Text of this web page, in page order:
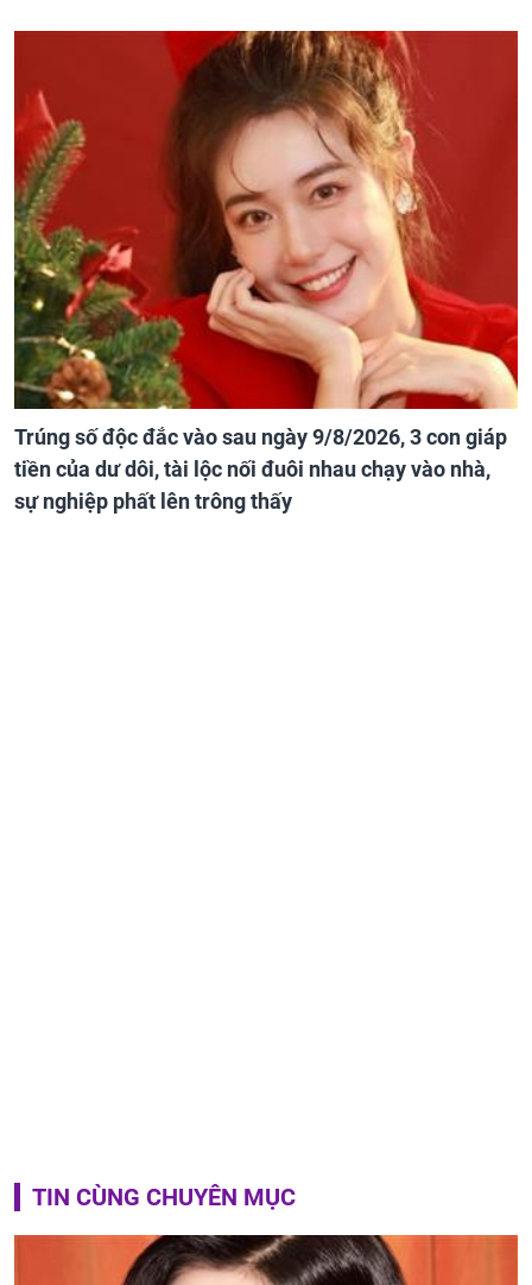
Trúng số độc đắc vào sau ngày 9/8/2026, 3 con giáp
tiền của dư dôi, tài lộc nối đuôi nhau chạy vào nhà,
sự nghiệp phất lên trông thấy
TIN CÙNG CHUYÊN MỤC